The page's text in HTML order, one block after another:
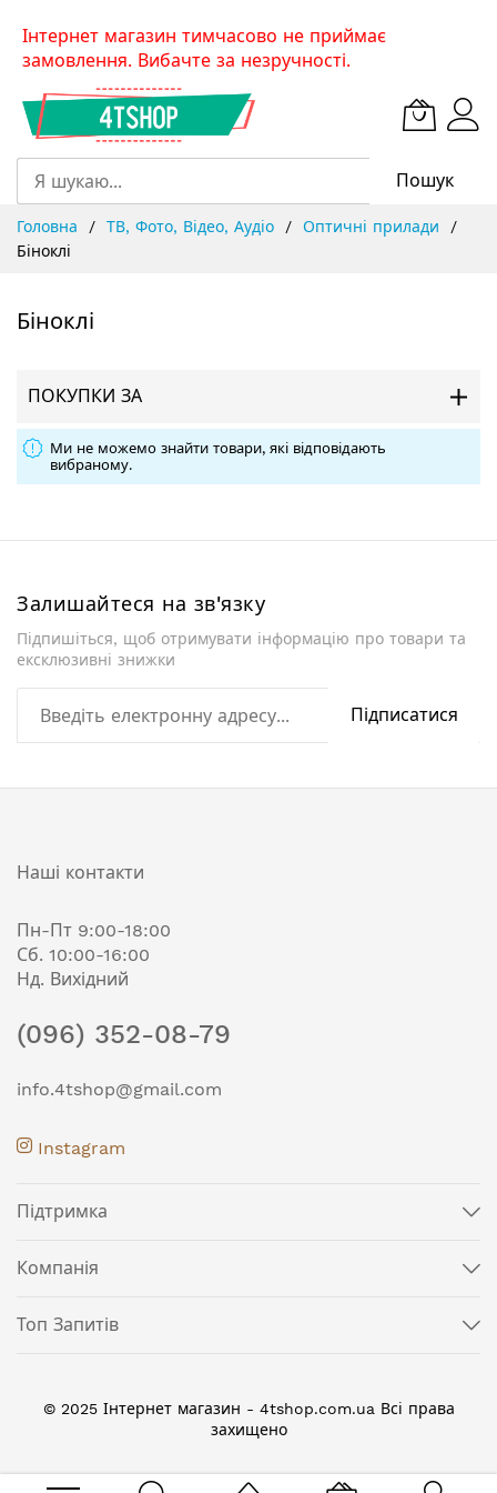
SkipІнтернет магазин тимчасово не приймає
замовлення. Вибачте за незручності.
Пошук
Головна ТВ, Фото, Відео, Аудіо
Оптичні прилади
Біноклі
Біноклі
ПОКУПКИ ЗА
Ми не можемо знайти товари, які відповідають
вибраному.
Залишайтеся на зв'язку
Підпишіться, щоб отримувати інформацію про товари та
ексклюзивні знижки
Підписатися
Наші контакти
Пн-Пт 9:00-18:00
Сб. 10:00-16:00
Нд. Вихідний
(096) 352-08-79
info.4tshop@gmail.com
Instagram
Підтримка
Компанія
Топ Запитів
© 2025 Інтернет магазин - 4tshop.com.ua Всі права
захищено